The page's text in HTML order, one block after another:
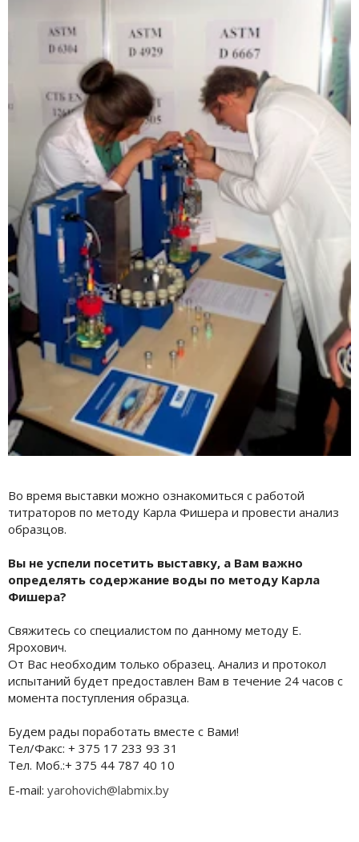
Во время выставки можно ознакомиться с работой
титраторов по методу Карла Фишера и провести анализ
образцов.
Вы не успели посетить выставку, а Вам важно
определять содержание воды по методу Карла
Фишера?
Свяжитесь со специалистом по данному методу Е.
Ярохович.
От Вас необходим только образец. Анализ и протокол
испытаний будет предоставлен Вам в течение 24 часов с
момента поступления образца.
Будем рады поработать вместе с Вами!
Тел/Факс: + 375 17 233 93 31
Тел. Моб.:+ 375 44 787 40 10
E-mail: yarohovich@labmix.by